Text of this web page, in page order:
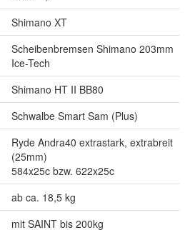
Shimano XT
Scheibenbremsen Shimano 203mm
Ice-Tech
Shimano HT II BB80
Schwalbe Smart Sam (Plus)
Ryde Andra40 extrastark, extrabreit
(25mm)
584x25c bzw. 622x25c
ab ca. 18,5 kg
mit SAINT bis 200kg